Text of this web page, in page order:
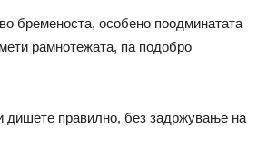
бременоста, особено поодминатата
рамнотежата, па подобро
дишете правилно, без задржување на